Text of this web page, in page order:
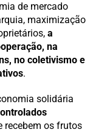
de mercado
maximização
a
na
no coletivismo e
.
solidária
recebem os frutos